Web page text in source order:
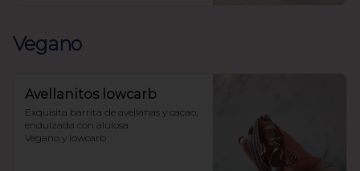
1 cookie avena
1 snicker
Vegano
Avellanitos lowcarb
Exquisita barrita de avellanas y cacao,
endulzada con alulosa.
Vegano y lowcarb